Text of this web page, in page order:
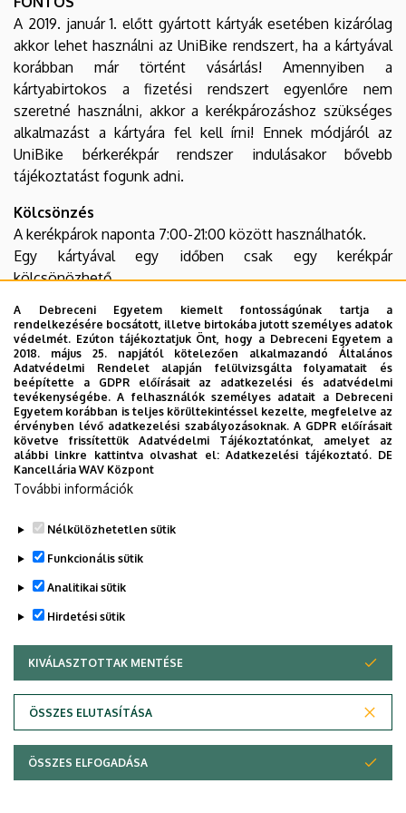
A 2019. január 1. előtt gyártott kártyák esetében kizárólag
akkor lehet használni az UniBike rendszert, ha a kártyával
korábban már történt vásárlás! Amennyiben a
kártyabirtokos a fizetési rendszert egyenlőre nem
szeretné használni, akkor a kerékpározáshoz szükséges
alkalmazást a kártyára fel kell írni! Ennek módjáról az
UniBike bérkerékpár rendszer indulásakor bővebb
tájékoztatást fogunk adni.
Kölcsönzés
A kerékpárok naponta 7:00-21:00 között használhatók.
Egy kártyával egy időben csak egy kerékpár
kölcsönözhető.
Használati díjszabás
30 percig: INGYENES
Minden további megkezdett fél óra: 200Ft
Az UniBike kerékpár első használata előtt érdemes
elolvasni atájékoztatót. A rendszer használatával
kapcsolatos kérdéssel bizalommal fordulhatnak az
UniBike Ügyfélszolgálatához
telefonszámon: +36 30 197 2462
Legutóbbi frissítés: 2023. 04. 18. 15:22
Adatvédelem
Szerzői jog &másolat; @év @szervezet @verzió
A Debreceni Egyetem kiemelt fontosságúnak tartja a
rendelkezésére bocsátott, illetve birtokába jutott személyes adatok
védelmét. Ezúton tájékoztatjuk Önt, hogy a Debreceni Egyetem a
2018. május 25. napjától kötelezően alkalmazandó Általános
Adatvédelmi Rendelet alapján felülvizsgálta folyamatait és
beépítette a GDPR előírásait az adatkezelési és adatvédelmi
tevékenységébe. A felhasználók személyes adatait a Debreceni
Egyetem korábban is teljes körültekintéssel kezelte, megfelelve az
érvényben lévő adatkezelési szabályozásoknak. A GDPR előírásait
követve frissítettük Adatvédelmi Tájékoztatónkat, amelyet az
alábbi linkre kattintva olvashat el:Adatkezelési tájékoztató. DE
Kancellária WAV Központ
További információk
Nélkülözhetetlen sütik
Funkcionális sütik
Analitikai sütik
Hirdetési sütik
KIVÁLASZTOTTAK MENTÉSE
ÖSSZES ELUTASÍTÁSA
WITHDRAW CONSENT
ÖSSZES ELFOGADÁSA